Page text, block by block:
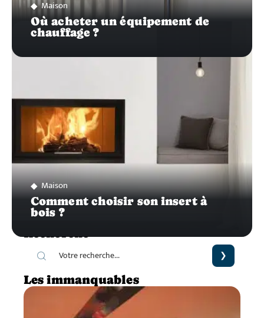
Maison
Où acheter un équipement de
chauffage ?
Maison
Comment choisir son insert à
bois ?
Recherche
Les immanquables